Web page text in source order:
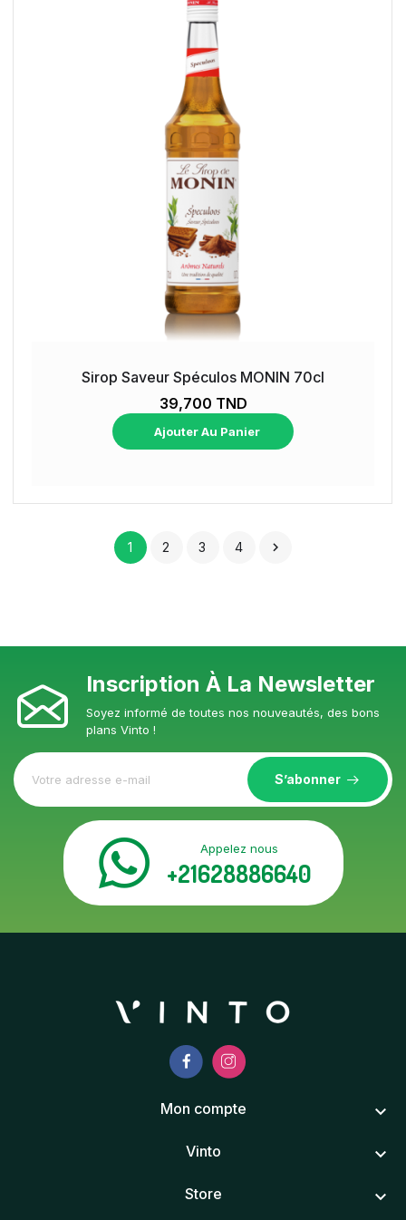
Sirop Saveur Spéculos MONIN 70cl
39,700 TND
Ajouter Au Panier
1 2 3 4 
Inscription À La Newsletter
Soyez informé de toutes nos nouveautés, des bons
plans Vinto !
S’abonner
Appelez nous
+21628886640
Mon compte keyboard_arrow_down
Vinto keyboard_arrow_down
Store keyboard_arrow_down